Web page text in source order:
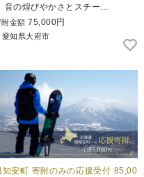
の煌びやかさとスチー…
附金額 75,000円
愛知県大府市
知安町 寄附のみの応援受付 85,00